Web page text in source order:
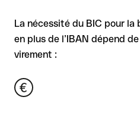
La nécessité du BIC pour la
en plus de l’IBAN dépend
virement :